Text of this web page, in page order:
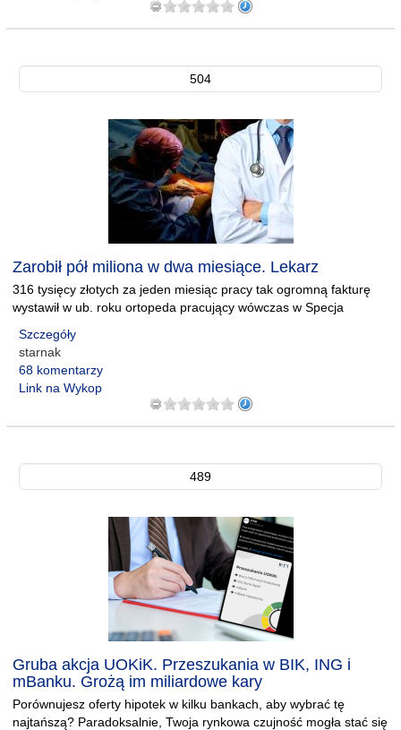
504
Zarobił pół miliona w dwa miesiące. Lekarz
316 tysięcy złotych za jeden miesiąc pracy tak ogromną fakturę
wystawił w ub. roku ortopeda pracujący wówczas w Specja
Szczegóły
starnak
68 komentarzy
Link na Wykop
489
Gruba akcja UOKiK. Przeszukania w BIK, ING i
mBanku. Grożą im miliardowe kary
Porównujesz oferty hipotek w kilku bankach, aby wybrać tę
najtańszą? Paradoksalnie, Twoja rynkowa czujność mogła stać się